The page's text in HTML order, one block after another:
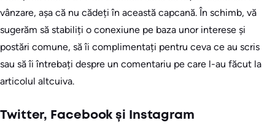
vânzare, așa că nu cădeți în această capcană. În schimb, vă
sugerăm să stabiliți o conexiune pe baza unor interese și
postări comune, să îi complimentați pentru ceva ce au scris
sau să îi întrebați despre un comentariu pe care l-au făcut la
articolul altcuiva.
Twitter, Facebook și Instagram